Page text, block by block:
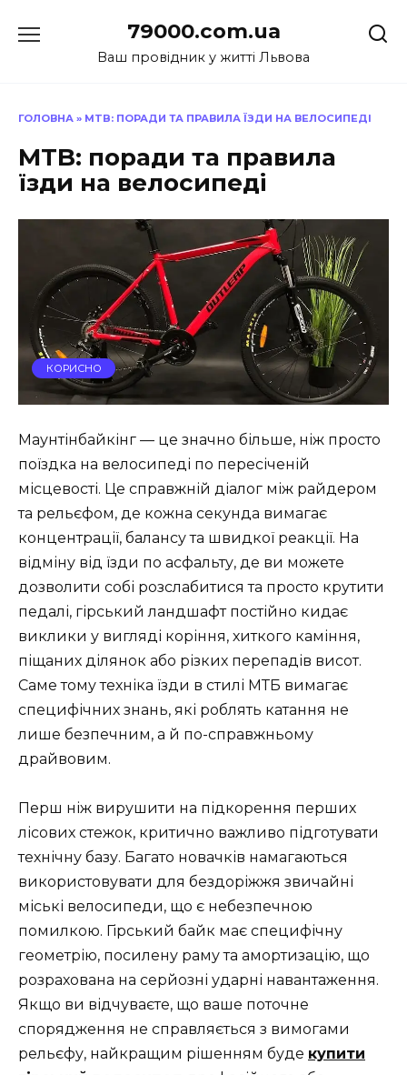
до
79000.com.ua
Ваш провідник у житті Львова
ГОЛОВНА » MTB: ПОРАДИ ТА ПРАВИЛА ЇЗДИ НА ВЕЛОСИПЕДІ
MTB: поради та правила
їзди на велосипеді
КОРИСНО
Маунтінбайкінг — це значно більше, ніж просто
поїздка на велосипеді по пересіченій
місцевості. Це справжній діалог між райдером
та рельєфом, де кожна секунда вимагає
концентрації, балансу та швидкої реакції. На
відміну від їзди по асфальту, де ви можете
дозволити собі розслабитися та просто крутити
педалі, гірський ландшафт постійно кидає
виклики у вигляді коріння, хиткого каміння,
піщаних ділянок або різких перепадів висот.
Саме тому техніка їзди в стилі МТБ вимагає
специфічних знань, які роблять катання не
лише безпечним, а й по-справжньому
драйвовим.
Перш ніж вирушити на підкорення перших
лісових стежок, критично важливо підготувати
технічну базу. Багато новачків намагаються
використовувати для бездоріжжя звичайні
міські велосипеди, що є небезпечною
помилкою. Гірський байк має специфічну
геометрію, посилену раму та амортизацію, що
розрахована на серйозні ударні навантаження.
Якщо ви відчуваєте, що ваше поточне
спорядження не справляється з вимогами
рельєфу, найкращим рішенням буде купити